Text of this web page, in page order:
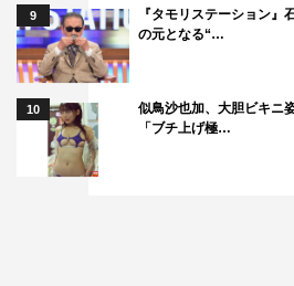
ましたか？こうすけは、いつも一
です！」と力説し、笑いを誘った。
『白雪とオオカミくんには騙され
https://youtu.be/_iI4nuZFq3I
AbemaTV『白雪とオオカミくんに
9
『タモリステーション
の元となる“…
10
似鳥沙也加、大胆ビキ
「ブチ上げ極…